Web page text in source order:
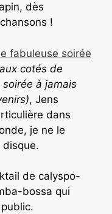
dès
!
fabuleuse soirée
cotés de
à jamais
, Jens
dans
je ne le
disque.
de calyspo-
bossa qui